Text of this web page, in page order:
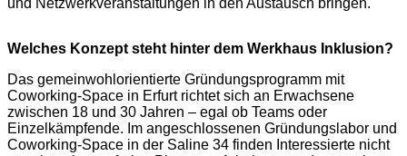
Welches Konzept steht hinter dem Werkhaus Inklusion?
Das gemeinwohlorientierte Gründungsprogramm mit
Coworking-Space in Erfurt richtet sich an Erwachsene
zwischen 18 und 30 Jahren – egal ob Teams oder
Einzelkämpfende. Im angeschlossenen Gründungslabor und
Coworking-Space in der Saline 34 finden Interessierte nicht